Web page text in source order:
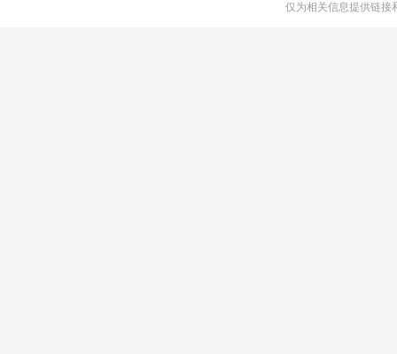
仅为相关信息提供链接